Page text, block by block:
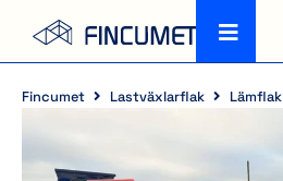
Fincumet Lastväxlarflak Lämflak